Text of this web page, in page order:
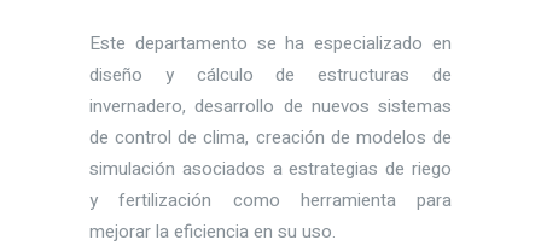
Este departamento se ha especializado en
diseño y cálculo de estructuras de
invernadero, desarrollo de nuevos sistemas
de control de clima, creación de modelos de
simulación asociados a estrategias de riego
y fertilización como herramienta para
mejorar la eficiencia en su uso.